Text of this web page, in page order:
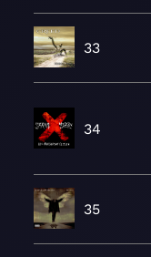
33
34
35